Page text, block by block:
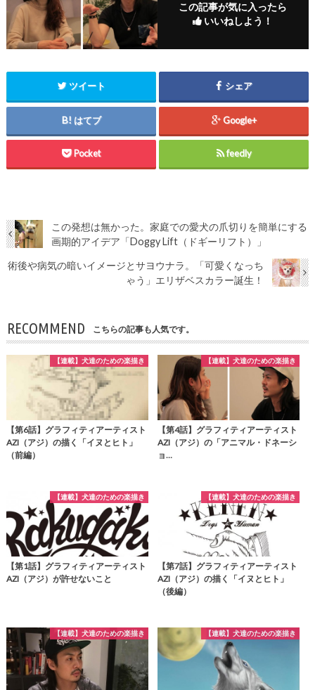
この記事が気に入ったら
いいねしよう！
ツイート シェア
はてブ Google+
Pocket feedly
この発想は無かった。家庭での愛犬の爪切りを簡単にする
画期的アイデア「Doggy Lift（ドギーリフト）」
術後や病気の暗いイメージとサヨウナラ。「可愛くなっち
ゃう」エリザベスカラー誕生！
RECOMMEND こちらの記事も人気です。
【連載】犬達のための楽描き
【第6話】グラフィティアーティスト
AZI（アジ）の描く「イヌとヒト」
（前編）
【連載】犬達のための楽描き
【第4話】グラフィティアーティスト
AZI（アジ）の「アニマル・ドネーシ
ョ…
【連載】犬達のための楽描き
【第1話】グラフィティアーティスト
AZI（アジ）が許せないこと
【連載】犬達のための楽描き
【第7話】グラフィティアーティスト
AZI（アジ）の描く「イヌとヒト」
（後編）
【連載】犬達のための楽描き 【連載】犬達のための楽描き